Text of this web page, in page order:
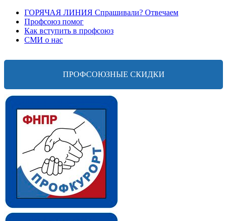
ГОРЯЧАЯ ЛИНИЯ Спрашивали? Отвечаем
Профсоюз помог
Как вступить в профсоюз
СМИ о нас
ПРОФСОЮЗНЫЕ СКИДКИ